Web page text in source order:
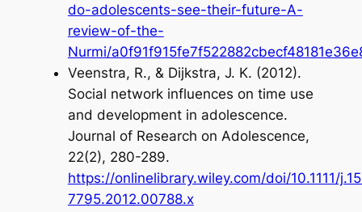
do-adolescents-see-their-future-A-
review-of-the-
Nurmi/
Veenstra, R., & Dijkstra, J. K. (2012).
Social network influences on time use
and development in adolescence.
Journal of Research on Adolescence,
22(2), 280-289.
https://onlinelibrary.wiley.com/doi/10.1111/
7795.2012.00788.x